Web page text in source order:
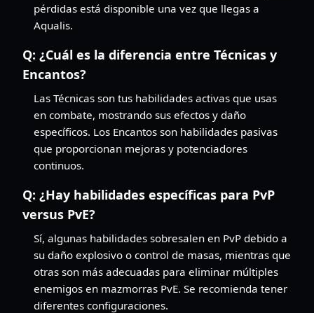
pérdidas está disponible una vez que llegas a
Aqualis.
Q: ¿Cuál es la diferencia entre Técnicas y
Encantos?
Las Técnicas son tus habilidades activas que usas
en combate, mostrando sus efectos y daño
específicos. Los Encantos son habilidades pasivas
que proporcionan mejoras y potenciadores
continuos.
Q: ¿Hay habilidades específicas para PvP
versus PvE?
Sí, algunas habilidades sobresalen en PvP debido a
su daño explosivo o control de masas, mientras que
otras son más adecuadas para eliminar múltiples
enemigos en mazmorras PvE. Se recomienda tener
diferentes configuraciones.